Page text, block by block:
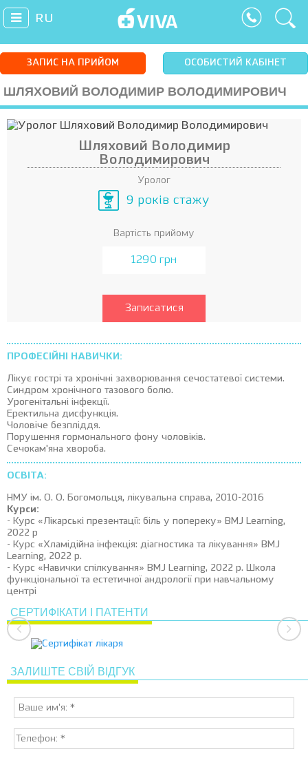
RU
ЗАПИС НА ПРИЙОМ ОСОБИСТИЙ КАБІНЕТ
ШЛЯХОВИЙ ВОЛОДИМИР ВОЛОДИМИРОВИЧ
Шляховий Володимир
Володимирович
Уролог
9 років стажу
Вартість прийому
1290 грн
Записатися
ПРОФЕСІЙНІ НАВИЧКИ:
Лікує гострі та хронічні захворювання сечостатевої системи.
Синдром хронічного тазового болю.
Урогенітальні інфекції.
Еректильна дисфункція.
Чоловіче безпліддя.
Порушення гормонального фону чоловіків.
Сечокам'яна хвороба.
ОСВІТА:
НМУ ім. О. О. Богомольця, лікувальна справа, 2010-2016
Курси:
- Курс «Лікарські презентації: біль у попереку» BMJ Learning,
2022 р
- Курс «Хламідійна інфекція: діагностика та лікування» BMJ
Learning, 2022 р.
- Курс «Навички спілкування» BMJ Learning, 2022 р. Школа
функціональної та естетичної андрології при навчальному
центрі
СЕРТИФІКАТИ І ПАТЕНТИ
ЗАЛИШТЕ СВІЙ ВІДГУК